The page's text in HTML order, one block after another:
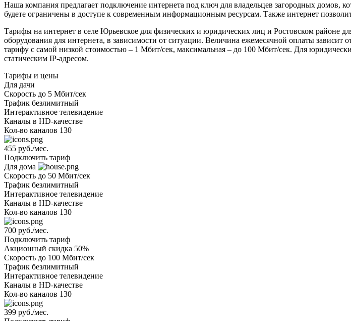
Наша компания предлагает подключение интернета под ключ для владельцев загородных
будете ограничены в доступе к современным информационным ресурсам. Также интернет
Тарифы на интернет в селе Юрьевское для физических и юридических лиц и Ростовском районе
оборудования для интернета, в зависимости от ситуации. Величина ежемесячной оплаты
тарифу с самой низкой стоимостью – 1 Мбит/сек, максимальная – до 100 Мбит/сек. Для
статическим IP-адресом.
Тарифы и цены
Для дачи
Скорость до 5 Мбит/сек
Трафик безлимитный
Интерактивное телевидение
Каналы в HD-качестве
Кол-во каналов 130
455 руб./мес.
Подключить тариф
Для дома
Скорость до 50 Мбит/сек
Трафик безлимитный
Интерактивное телевидение
Каналы в HD-качестве
Кол-во каналов 130
700 руб./мес.
Подключить тариф
Акционный скидка 50%
Скорость до 100 Мбит/сек
Трафик безлимитный
Интерактивное телевидение
Каналы в HD-качестве
Кол-во каналов 130
399 руб./мес.